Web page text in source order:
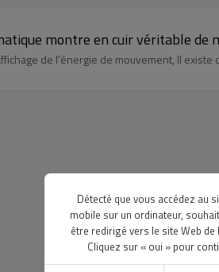
montre en cuir véritable de
de l'énergie de mouvement, Il existe
Détecté que vous accédez au
mobile sur un ordinateur,
être redirigé vers le site Web de
Cliquez sur « oui » pour